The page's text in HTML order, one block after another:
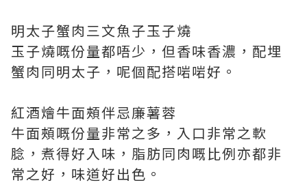
明太子蟹肉三文魚子玉子燒
玉子燒嘅份量都唔少，但香味香濃，配埋
蟹肉同明太子，呢個配搭啱啱好。
紅酒燴牛面頰伴忌廉薯蓉
牛面頰嘅份量非常之多，入口非常之軟
腍，煮得好入味，脂肪同肉嘅比例亦都非
常之好，味道好出色。